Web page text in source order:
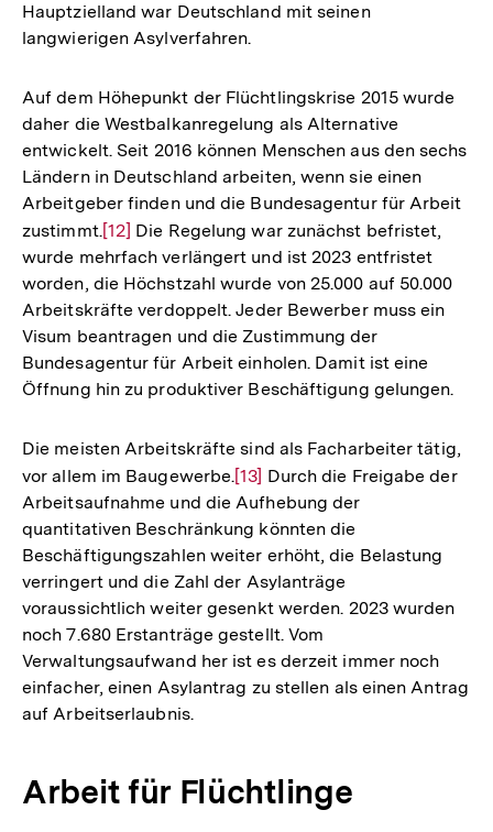
Hauptzielland war Deutschland mit seinen
langwierigen Asylverfahren.
Auf dem Höhepunkt der Flüchtlingskrise 2015 wurde
daher die Westbalkanregelung als Alternative
entwickelt. Seit 2016 können Menschen aus den sechs
Ländern in Deutschland arbeiten, wenn sie einen
Arbeitgeber finden und die Bundesagentur für Arbeit
zustimmt.Zur
Auflösung
der
Fußnote
[12] Die Regelung war zunächst befristet,
wurde mehrfach verlängert und ist 2023 entfristet
worden, die Höchstzahl wurde von 25.000 auf 50.000
Arbeitskräfte verdoppelt. Jeder Bewerber muss ein
Visum beantragen und die Zustimmung der
Bundesagentur für Arbeit einholen. Damit ist eine
Öffnung hin zu produktiver Beschäftigung gelungen.
Die meisten Arbeitskräfte sind als Facharbeiter tätig,
vor allem im Baugewerbe.Zur
Auflösung
der
Fußnote
[13] Durch die Freigabe der
Arbeitsaufnahme und die Aufhebung der
quantitativen Beschränkung könnten die
Beschäftigungszahlen weiter erhöht, die Belastung
verringert und die Zahl der Asylanträge
voraussichtlich weiter gesenkt werden. 2023 wurden
noch 7.680 Erstanträge gestellt. Vom
Verwaltungsaufwand her ist es derzeit immer noch
einfacher, einen Asylantrag zu stellen als einen Antrag
auf Arbeitserlaubnis.
Arbeit für Flüchtlinge